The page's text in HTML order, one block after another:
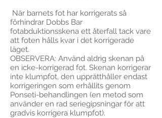
När barnets fot har korrigerats så
förhindrar Dobbs Bar
fotabduktionsskena ett återfall tack vare
att foten hålls kvar i det korrigerade
läget.
OBSERVERA: Använd aldrig skenan på
en icke-korrigerad fot. Skenan korrigerar
inte klumpfot, den upprätthåller endast
korrigeringen som erhållits genom
Ponseti-behandlingen (en metod som
använder en rad seriegipsningar för att
gradvis korrigera klumpfot).